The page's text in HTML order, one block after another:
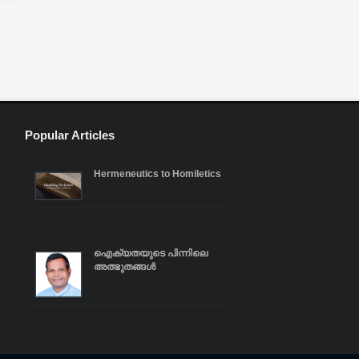
Popular Articles
Hermeneutics to Homiletics
ഐക്യതയുടെ പിന്നിലെ
അത്ഭുതങ്ങൾ